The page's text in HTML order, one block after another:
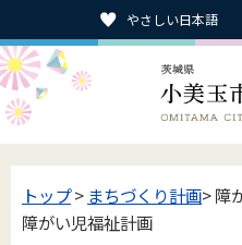
やさしい日本語
トップ> まちづくり計画> 障
障がい児福祉計画